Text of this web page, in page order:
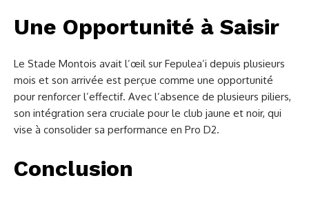
Une Opportunité à Saisir
Le Stade Montois avait l’œil sur Fepulea’i depuis plusieurs
mois et son arrivée est perçue comme une opportunité
pour renforcer l’effectif. Avec l’absence de plusieurs piliers,
son intégration sera cruciale pour le club jaune et noir, qui
vise à consolider sa performance en Pro D2.
Conclusion